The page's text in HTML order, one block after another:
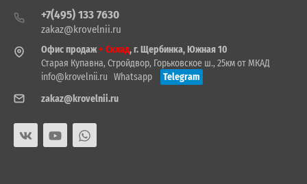
+7(495) 133 7630
zakaz@krovelnii.ru
Офис продаж+ Склад, г. Щербинка, Южная 10
Старая Купавна, Стройдвор, Горьковское ш., 25км от МКАД
info@krovelnii.ru Whatsapp
Telegram
zakaz@krovelnii.ru